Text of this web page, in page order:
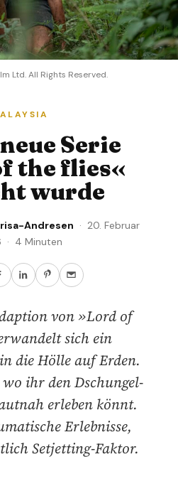
Ltd. All Rights Reserved.
Serie
the flies«
wurde
Andresen · 20. Februar
· 4 Minuten
von »Lord of
sich ein
die Hölle auf Erden.
ihr den Dschungel-
erleben könnt.
Erlebnisse,
Setjetting-Faktor.